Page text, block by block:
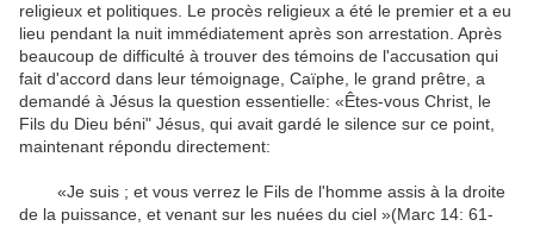
religieux et politiques Le procès religieux a été le premier et a eu
lieu pendant la nuit immédiatement après son arrestation Après
beaucoup de difficulté à trouver des témoins de l'accusation qui
fait d'accord dans leur témoignage Caïphe, le grand prêtre a
demandé à Jésus la question essentielle: «Êtes-vous Christ le
Fils du Dieu béni" Jésus qui avait gardé le silence sur ce point
maintenant répondu directement:
«Je suis ; et vous verrez le Fils de l'homme assis à la droite
de la puissance et venant sur les nuées du ciel »(Marc 14: 61-